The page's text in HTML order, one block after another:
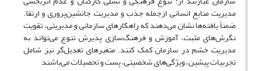
مدیریت منابع انسانی ازجمله جذب و مدیریت جانشین‌پروری و ارتقا.
ضمناً یافته‌ها نشان می‌دهند که راهکارهای سازمانی و مدیریتی، تقویت
نگرش‌های مثبت، آموزش و فرهنگ‌سازی پذیرش تنوع می‌تواند به
مدیریت خشم در سازمان کمک کنند. متغیرهای تعدیل‌گر نیز شامل
تجربیات پیشین، ویژگی‌های شخصیتی، پست و تحصیلات می‌باشند